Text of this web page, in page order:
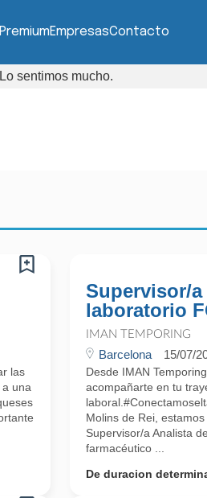
EmpresasContacto
sentimos mucho.
las
una
Supervisor/
laboratorio
IMAN TEMPORING
Barcelona 15/07/
Desde IMAN
acompañarte en tu
Molins de Rei,
Supervisor/a Analista
farmacéutico ...
De duracion